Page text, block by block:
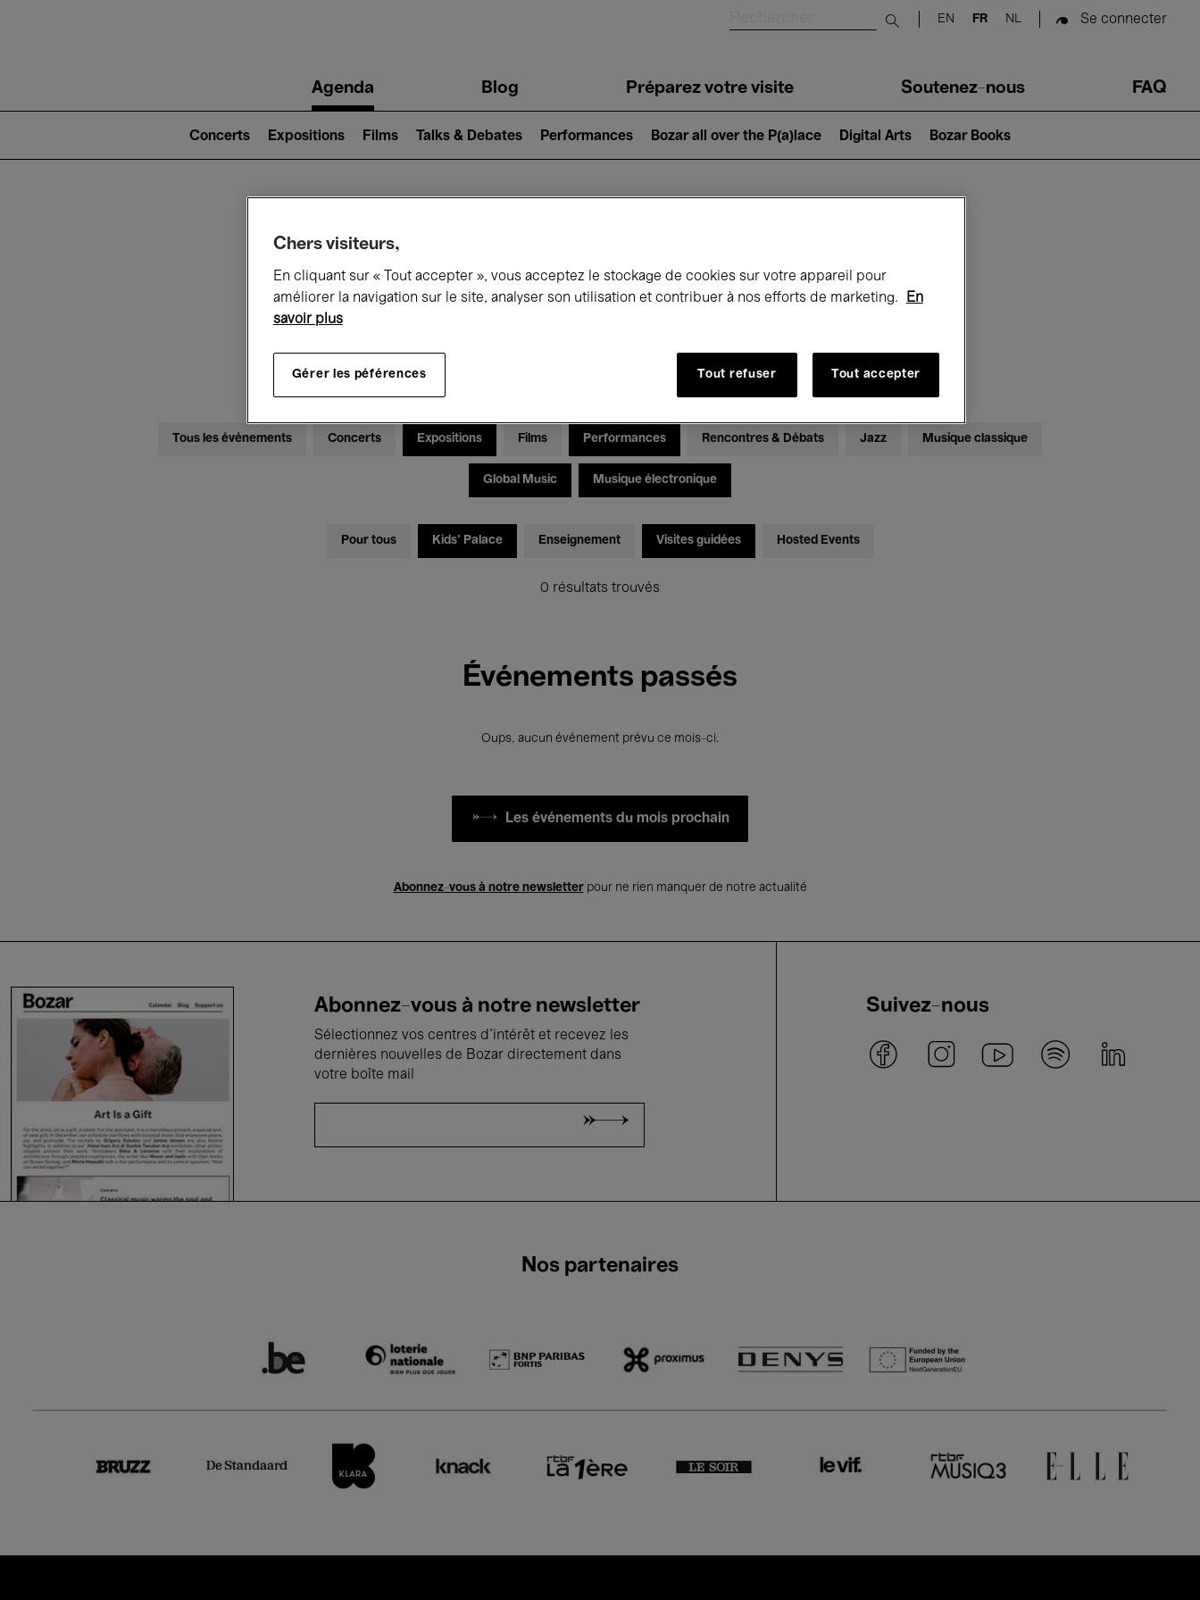
Submit search
EN FR NL Se connecter
navigationAgenda Blog Préparez votre visite Soutenez-nous FAQ
2)
Concerts Expositions Films Talks & Debates Performances Bozar all over the P(a)lace Digital Arts Bozar Books
Ce qui se passe à Bozar
Tous les événements Concerts Expositions Films Performances Rencontres & Débats Jazz Musique classique
Global Music Musique électronique
Pour tous Kids’ Palace Enseignement Visites guidées Hosted Events
0 résultats trouvés
Événements passés
Oups, aucun événement prévu ce mois-ci.
Les événements du mois prochain
Abonnez-vous à notre newsletterpour ne rien manquer de notre actualité
Abonnez-vous à notre newsletter
Sélectionnez vos centres d'intérêt et recevez les
dernières nouvelles de Bozar directement dans
votre boîte mail
Suivez-nous
Nos partenaires
Chers visiteurs,
En cliquant sur « Tout accepter », vous acceptez le stockage de cookies sur votre appareil pour
améliorer la navigation sur le site, analyser son utilisation et contribuer à nos efforts de marketing.
En
savoir plus
Gérer les péférences Tout refuser Tout accepter